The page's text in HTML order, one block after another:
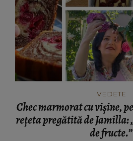
VEDETE
Chec marmorat cu vișine,
rețeta pregătită de Jamilla:
de fructe.”